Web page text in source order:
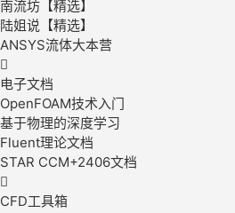
南流坊【精选】
陆姐说【精选】
ANSYS流体大本营

电子文档
OpenFOAM技术入门
基于物理的深度学习
Fluent理论文档
STAR CCM+2406文档

CFD工具箱